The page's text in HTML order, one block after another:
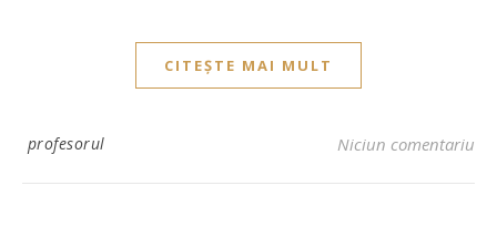
CITEȘTE MAI MULT
profesorul Niciun comentariu